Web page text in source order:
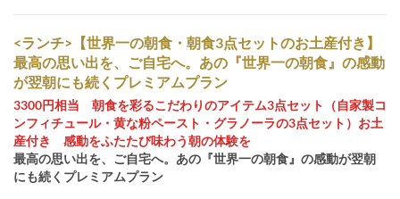
<ランチ>【世界一の朝食・朝食3点セットのお土産付き】
最高の思い出を、ご自宅へ。あの『世界一の朝食』の感動
が翌朝にも続くプレミアムプラン
3300円相当 朝食を彩るこだわりのアイテム3点セット（自家製コ
ンフィチュール・黄な粉ペースト・グラノーラの3点セット）お土
産付き 感動をふたたび味わう朝の体験を
最高の思い出を、ご自宅へ。あの『世界一の朝食』の感動が翌朝
にも続くプレミアムプラン